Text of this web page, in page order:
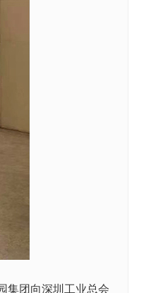
集团向深圳工业总会